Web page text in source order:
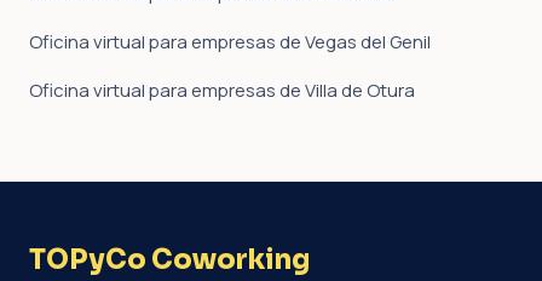
Oficina virtual para empresas de Vegas del Genil
Oficina virtual para empresas de Villa de Otura
TOPyCo Coworking